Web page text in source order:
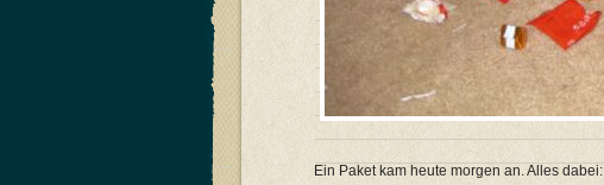
Ein Paket kam heute morgen an. Alles dabei: